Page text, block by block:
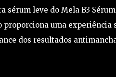
sérum leve do Mela B3
proporciona uma experiência
dos resultados